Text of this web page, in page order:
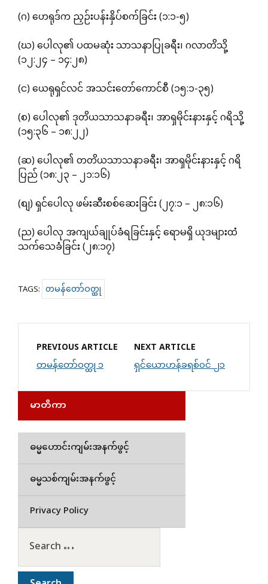
(ဂ) ဟေရုဒ်က ညှဉ်းပန်းနှိပ်စက်ခြင်း (၁:၁-၅)
(ဃ) ပေါလု၏ ပထမဆုံး သာသနာပြုခရီး၊ ဂလာတိသို့
(၁၂:၂၄ – ၁၄:၂၈)
(င) ယေရုရှင်လင် အသင်းတော်ကောင်စီ (၁၅:၁-၃၅)
(စ) ပေါလု၏ ဒုတိယသာသနာခရီး၊ အာရှမိုင်းနားနှင့် ဂရိသို့
(၁၅:၃၆ – ၁၈:၂၂)
(ဆ) ပေါလု၏ တတိယသာသနာခရီး၊ အာရှမိုင်းနားနှင့် ဂရိ
ပြည် (၁၈:၂၃ – ၂၁:၁၆)
(စျ) ရှင်ပေါလု ဖမ်းဆီးစစ်ဆေးခြင်း (၂၇:၁ – ၂၈:၁၆)
(ည) ပေါလု အကျယ်ချုပ်ခံရခြင်းနှင့် ရောမရှိ ယုဒများထံ
သက်သေခံခြင်း (၂၈:၁၇)
TAGS: တမန်တော်ဝတ္ထု
PREVIOUS ARTICLE
တမန်တော်ဝတ္ထု ၁
NEXT ARTICLE
ရှင်ယောဟန်ခရစ်ဝင် ၂၁
မာတိကာ
ဓမ္မဟောင်းကျမ်းအနက်ဖွင့်
ဓမ္မသစ်ကျမ်းအနက်ဖွင့်
Privacy Policy